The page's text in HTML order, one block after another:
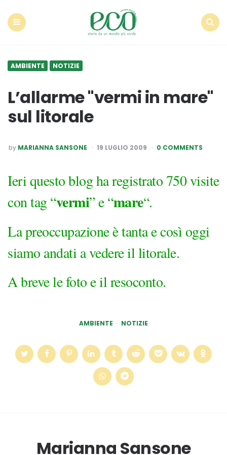
AMBIENTE NOTIZIE
L’allarme "vermi in mare"
sul litorale
POSTED
BY
by MARIANNA SANSONE 19 LUGLIO 2009 0 COMMENTS
Ieri questo blog ha registrato 750 visite
con tag “vermi” e “mare“.
La preoccupazione è tanta e così oggi
siamo andati a vedere il litorale.
A breve le foto e il resoconto.
AMBIENTE NOTIZIE
Marianna Sansone